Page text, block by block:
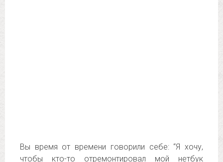
Вы время от времени говорили себе: “Я хочу,
чтобы кто-то отремонтировал мой нетбук